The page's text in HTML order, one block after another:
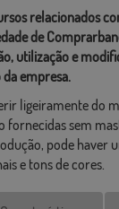
relacionados
de
utilização e
empresa.
ligeiramente do
fornecidas sem
pode haver
e tons de cores.